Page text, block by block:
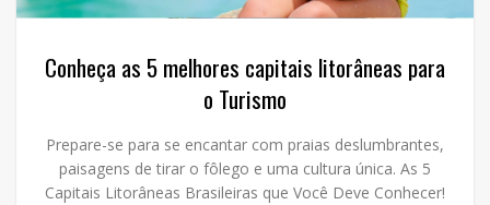
Conheça as 5 melhores capitais litorâneas para
o Turismo
Prepare-se para se encantar com praias deslumbrantes,
paisagens de tirar o fôlego e uma cultura única. As 5
Capitais Litorâneas Brasileiras que Você Deve Conhecer!